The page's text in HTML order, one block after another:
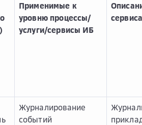
Применимые к
уровню процессы/
услуги/сервисы ИБ
Журналирование
событий